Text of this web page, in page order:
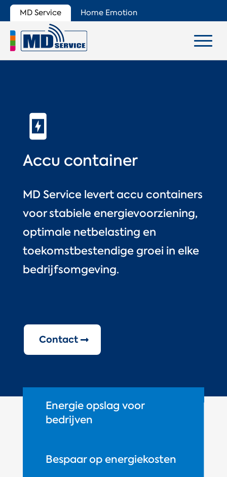
MD Service Home Emotion
Accu container
MD Service levert accu containers
voor stabiele energievoorziening,
optimale netbelasting en
toekomstbestendige groei in elke
bedrijfsomgeving.
Contact
Energie opslag voor
bedrijven
Bespaar op energiekosten